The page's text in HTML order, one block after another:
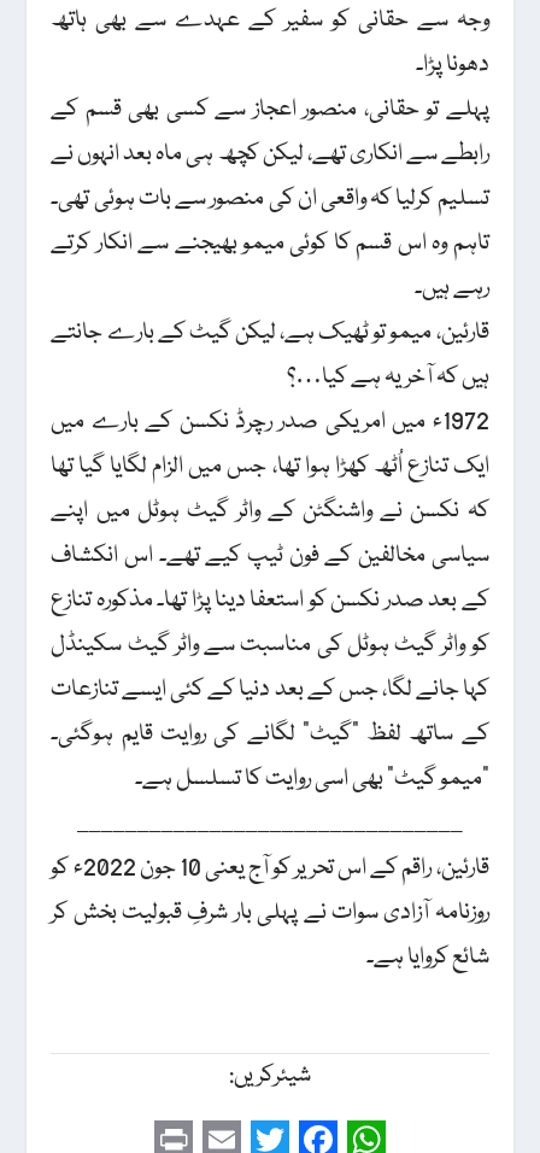
وجہ سے حقانی کو سفیر کے عہدے سے بھی ہاتھ
دھونا پڑا۔
پہلے تو حقانی، منصور اعجاز سے کسی بھی قسم کے
رابطے سے انکاری تھے، لیکن کچھ ہی ماہ بعد انہوں نے
تسلیم کرلیا کہ واقعی ان کی منصور سے بات ہوئی تھی۔
تاہم وہ اس قسم کا کوئی میمو بھیجنے سے انکار کرتے
رہے ہیں۔
قارئین، میمو تو ٹھیک ہے، لیکن گیٹ کے بارے جانتے
ہیں کہ آخر یہ ہے کیا…؟
1972ء میں امریکی صدر رچرڈ نکسن کے بارے میں
ایک تنازع اُٹھ کھڑا ہوا تھا، جس میں الزام لگایا گیا تھا
کہ نکسن نے واشنگٹن کے واٹر گیٹ ہوٹل میں اپنے
سیاسی مخالفین کے فون ٹیپ کیے تھے۔ اس انکشاف
کے بعد صدر نکسن کو استعفا دینا پڑا تھا۔ مذکورہ تنازع
کو واٹر گیٹ ہوٹل کی مناسبت سے واٹر گیٹ سکینڈل
کہا جانے لگا، جس کے بعد دنیا کے کئی ایسے تنازعات
کے ساتھ لفظ "گیٹ” لگانے کی روایت قایم ہوگئی۔
"میمو گیٹ” بھی اسی روایت کا تسلسل ہے۔
________________________________
قارئین، راقم کے اس تحریر کو آج یعنی 10 جون 2022ء کو
روزنامہ آزادی سوات نے پہلی بار شرفِ قبولیت بخش کر
شائع کروایا ہے۔
شیئرکریں: